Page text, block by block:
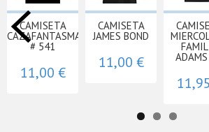
CAMISETA
CAZAFANTASMAS
# 541
11,00 €
CAMISETA
JAMES BOND
11,00 €